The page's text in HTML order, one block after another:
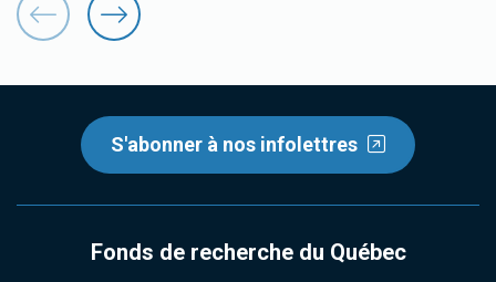
S'abonner à nos infolettres
Fonds de recherche du Québec